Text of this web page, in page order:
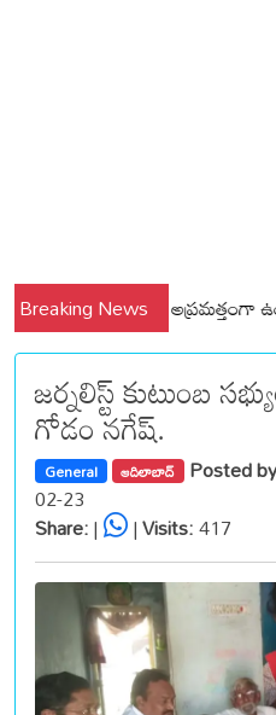
Breaking News
ప్రజలు అప్రమత్తంగా ఉండాలి
జర్నలిస్ట్ కుటుంబ
గోడం నగేష్.
General ఆదిలాబాద్ Posted
02-23
Share:| |Visits:417